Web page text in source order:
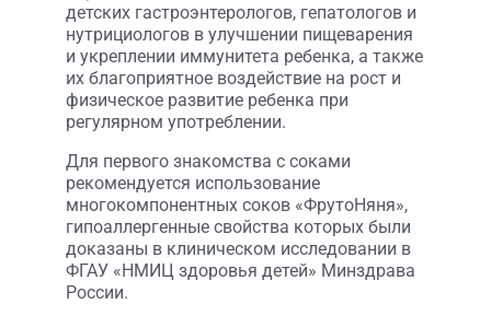
детских гастроэнтерологов, гепатологов и
нутрициологов в улучшении пищеварения
и укреплении иммунитета ребенка, а также
их благоприятное воздействие на рост и
физическое развитие ребенка при
регулярном употреблении.
Для первого знакомства с соками
рекомендуется использование
многокомпонентных соков «ФрутоНяня»,
гипоаллергенные свойства которых были
доказаны в клиническом исследовании в
ФГАУ «НМИЦ здоровья детей» Минздрава
России.